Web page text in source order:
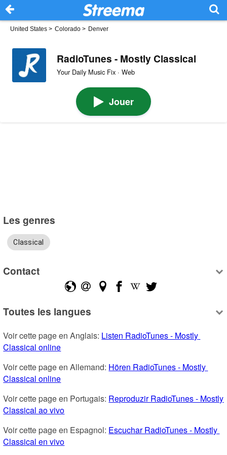
United States > Colorado > Denver
RadioTunes - Mostly Classical
Your Daily Music Fix · Web
Jouer
Les genres
Classical
Contact
Toutes les langues
Voir cette page en Anglais: Listen RadioTunes - Mostly
Classical online
Voir cette page en Allemand: Hören RadioTunes - Mostly
Classical online
Voir cette page en Portugais: Reproduzir RadioTunes - Mostly
Classical ao vivo
Voir cette page en Espagnol: Escuchar RadioTunes - Mostly
Classical en vivo